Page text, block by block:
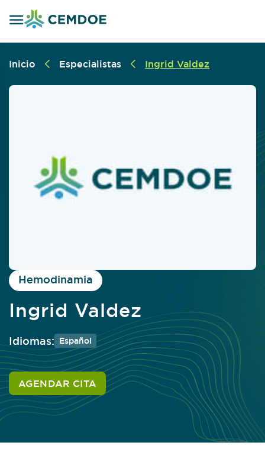
Inicio Especialistas Ingrid Valdez
Hemodinamia
Ingrid Valdez
Idiomas: Español
AGENDAR CITA